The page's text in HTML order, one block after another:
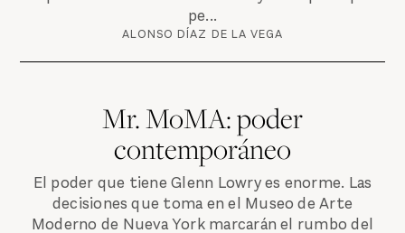
pe...
ALONSO DÍAZ DE LA VEGA
Mr. MoMA: poder
contemporáneo
El poder que tiene Glenn Lowry es enorme. Las
decisiones que toma en el Museo de Arte
Moderno de Nueva York marcarán el rumbo del